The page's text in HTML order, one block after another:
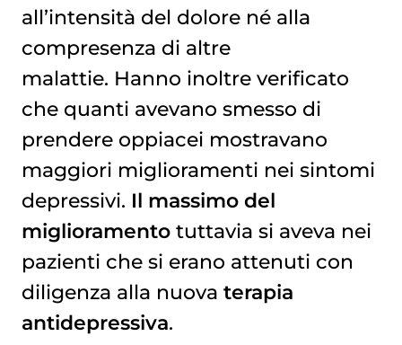
all’intensità del dolore né alla
compresenza di altre
malattie. Hanno inoltre verificato
che quanti avevano smesso di
prendere oppiacei mostravano
maggiori miglioramenti nei sintomi
depressivi. Il massimo del
miglioramentotuttavia si aveva nei
pazienti che si erano attenuti con
diligenza alla nuova terapia
antidepressiva.